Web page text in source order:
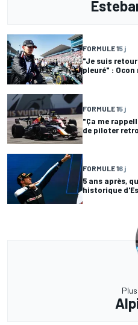
FORMULE 15 j
"Je suis
pleuré" : Ocon
FORMULE 15 j
"Ça me
de piloter
FORMULE 16 j
5 ans après,
historique